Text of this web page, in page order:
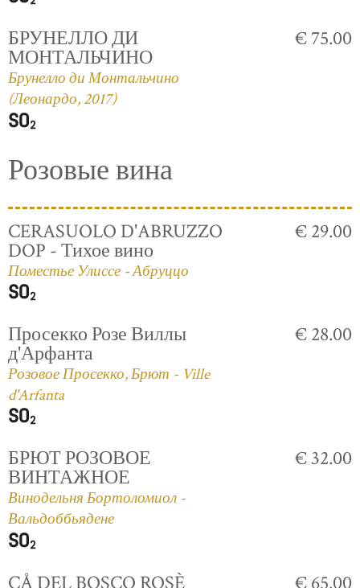
БРУНЕЛЛО ДИ
МОНТАЛЬЧИНО
Брунелло ди Монтальчино
(Леонардо, 2017)
€ 75.00
Розовые вина
CERASUOLO D'ABRUZZO
DOP - Тихое вино
Поместье Улиссе - Абруццо
€ 29.00
Просекко Розе Виллы
д'Арфанта
Розовое Просекко, Брют - Ville
d'Arfanta
€ 28.00
БРЮТ РОЗОВОЕ
ВИНТАЖНОЕ
Винодельня Бортоломиол -
Вальдоббьядене
€ 32.00
CÅ DEL BOSCO ROSÈ € 65.00